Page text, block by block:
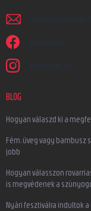
irjon @
Facebook
earplugs.hu
BLOG
Hogyan válaszd ki a
Fém, üveg vagy bambusz
jobb
Hogyan válasszon
is megvédenek a
Nyári fesztiválra indultok